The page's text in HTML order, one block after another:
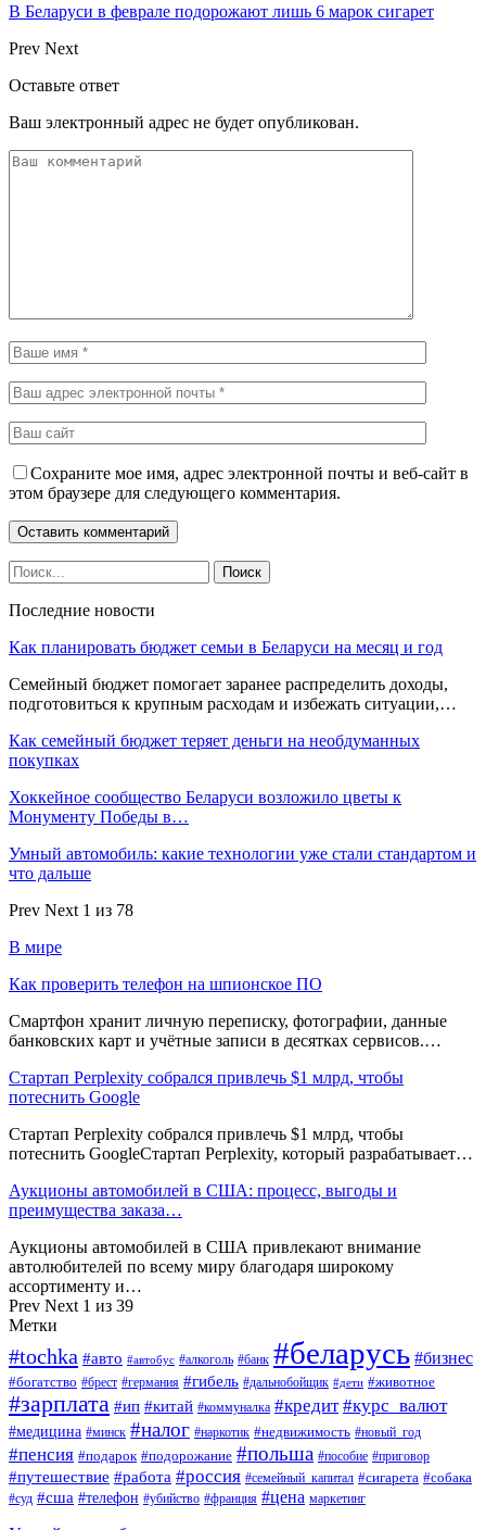
В Беларуси в феврале подорожают лишь 6 марок сигарет
Prev Next
Оставьте ответ
Ваш электронный адрес не будет опубликован.
Сохраните мое имя, адрес электронной почты и веб-сайт в
этом браузере для следующего комментария.
Последние новости
Как планировать бюджет семьи в Беларуси на месяц и год
Семейный бюджет помогает заранее распределить доходы,
подготовиться к крупным расходам и избежать ситуации,…
Как семейный бюджет теряет деньги на необдуманных
покупках
Хоккейное сообщество Беларуси возложило цветы к
Монументу Победы в…
Умный автомобиль: какие технологии уже стали стандартом и
что дальше
Prev Next 1 из 78
В мире
Как проверить телефон на шпионское ПО
Смартфон хранит личную переписку, фотографии, данные
банковских карт и учётные записи в десятках сервисов.…
Стартап Perplexity собрался привлечь $1 млрд, чтобы
потеснить Google
Стартап Perplexity собрался привлечь $1 млрд, чтобы
потеснить GoogleСтартап Perplexity, который разрабатывает…
Аукционы автомобилей в США: процесс, выгоды и
преимущества заказа…
Аукционы автомобилей в США привлекают внимание
автолюбителей по всему миру благодаря широкому
ассортименту и…
Prev Next 1 из 39
Метки
#tochka #авто #автобус #алкоголь #банк #беларусь #бизнес
#богатство #брест #германия #гибель #дальнобойщик #дети #животное
#зарплата #ип #китай #коммуналка #кредит #курс_валют
#медицина #минск #налог #наркотик #недвижимость #новый_год
#пенсия #подарок #подорожание #польша #пособие #приговор
#путешествие #работа #россия #семейный_капитал #сигарета #собака
#суд #сша #телефон #убийство #франция #цена маркетинг